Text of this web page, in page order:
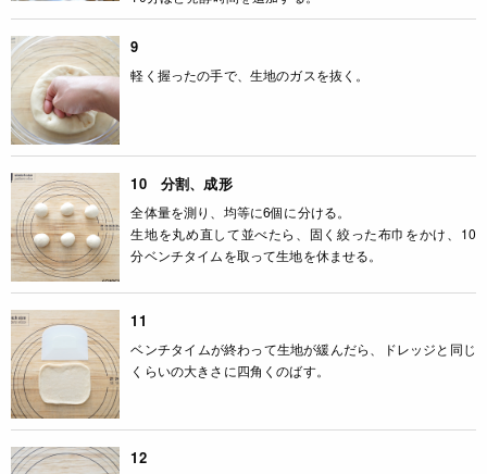
9
軽く握ったの手で、生地のガスを抜く。
10 分割、成形
全体量を測り、均等に6個に分ける。
生地を丸め直して並べたら、固く絞った布巾をかけ、10
分ベンチタイムを取って生地を休ませる。
11
ベンチタイムが終わって生地が緩んだら、ドレッジと同じ
くらいの大きさに四角くのばす。
12